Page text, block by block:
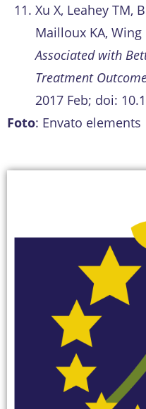
Xu X, Leahey TM,
Mailloux KA, Wing
Associated with
Treatment
2017 Feb; doi:
Foto: Envato elements